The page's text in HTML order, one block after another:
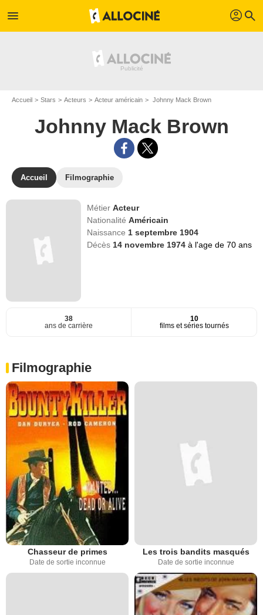
menu profil search
Accueil Stars Acteurs Acteur américain Johnny Mack Brown
Johnny Mack Brown
Accueil Filmographie
MétierActeur
NationalitéAméricain
Naissance 1 septembre 1904
Décès 14 novembre 1974à l'age de 70 ans
38
ans de carrière
10
films et séries tournés
Filmographie
Chasseur de primes
Date de sortie inconnue
Les trois bandits masqués
Date de sortie inconnue